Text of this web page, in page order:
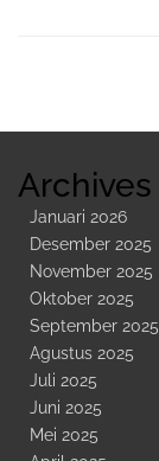
Archives
Januari 2026
Desember 2025
November 2025
Oktober 2025
September 2025
Agustus 2025
Juli 2025
Juni 2025
Mei 2025